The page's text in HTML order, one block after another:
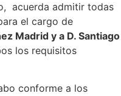
acuerda admitir todas
el cargo de
Madrid y a D. Santiago
los requisitos
conforme a los